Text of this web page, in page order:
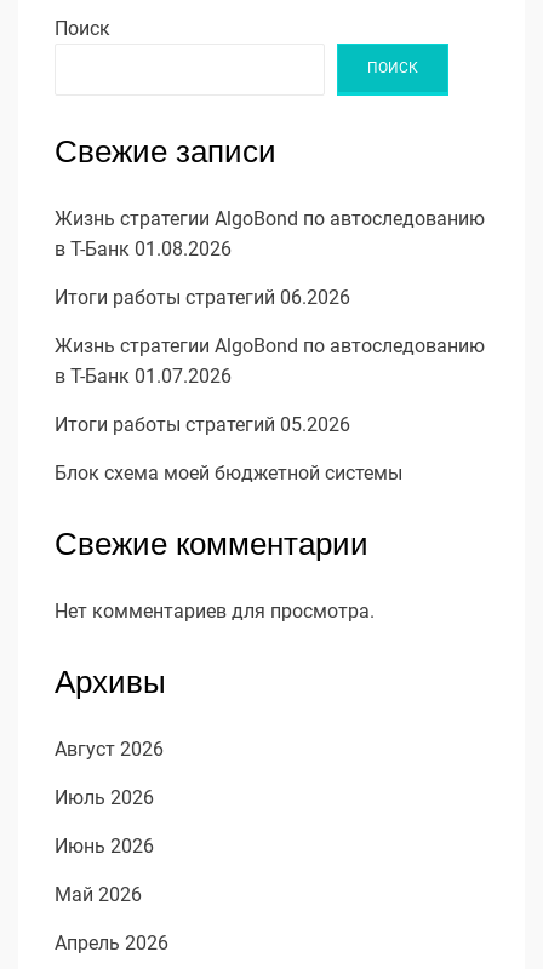
Поиск
ПОИСК
Свежие записи
Жизнь стратегии AlgoBond по автоследованию
в Т-Банк 01.08.2026
Итоги работы стратегий 06.2026
Жизнь стратегии AlgoBond по автоследованию
в Т-Банк 01.07.2026
Итоги работы стратегий 05.2026
Блок схема моей бюджетной системы
Свежие комментарии
Нет комментариев для просмотра.
Архивы
Август 2026
Июль 2026
Июнь 2026
Май 2026
Апрель 2026